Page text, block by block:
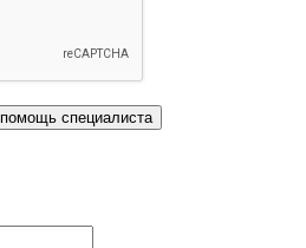
специалиста